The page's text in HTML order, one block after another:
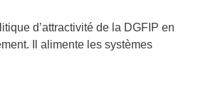
d’attractivité de la DGFIP en
Il alimente les systèmes